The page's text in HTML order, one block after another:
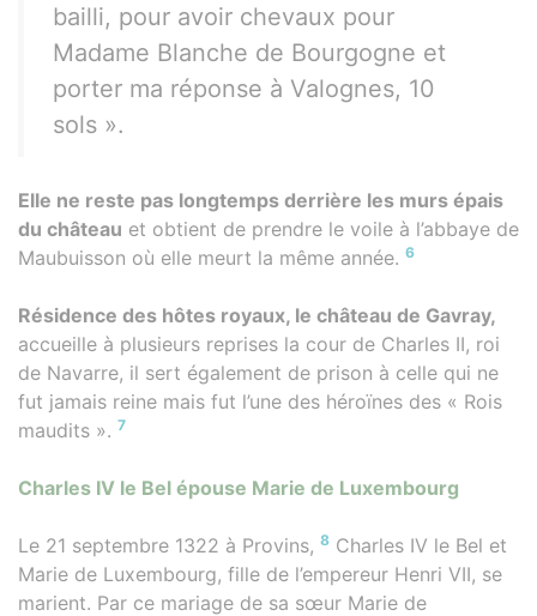
bailli, pour avoir chevaux pour
Madame Blanche de Bourgogne et
porter ma réponse à Valognes, 10
sols ».
Elle ne reste pas longtemps derrière les murs épais
du château et obtient de prendre le voile à l’abbaye de
Maubuisson où elle meurt la même année. 6
Résidence des hôtes royaux, le château de Gavray,
accueille à plusieurs reprises la cour de Charles II, roi
de Navarre, il sert également de prison à celle qui ne
fut jamais reine mais fut l’une des héroïnes des « Rois
maudits ». 7
Charles IV le Bel épouse Marie de Luxembourg
Le 21 septembre 1322 à Provins, 8 Charles IV le Bel et
Marie de Luxembourg, fille de l’empereur Henri VII, se
marient. Par ce mariage de sa sœur Marie de